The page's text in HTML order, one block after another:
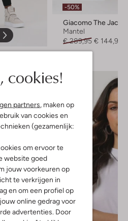
cookies!
partners , maken op
van cookies en
(gezamenlijk:
om ervoor te
website goed
jouw voorkeuren op
te verkrijgen in
en om een profiel op
online gedrag voor
advertenties. Door
-50%
Giacomo The Jacket
Mantel
€ 289,95 € 144,95